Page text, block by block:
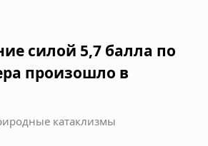
силой 5,7 балла по
произошло в
катаклизмы